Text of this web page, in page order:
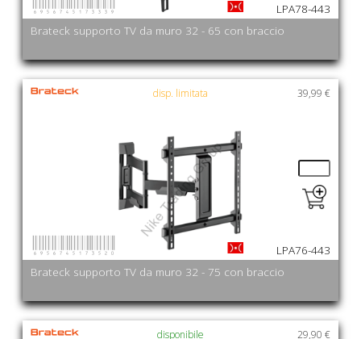
Brateck supporto TV da muro 32 - 65 con braccio
LPA78-443
39,99 €
Brateck supporto TV da muro 32 - 75 con braccio
disp. limitata
LPA76-443
29,90 €
disponibile